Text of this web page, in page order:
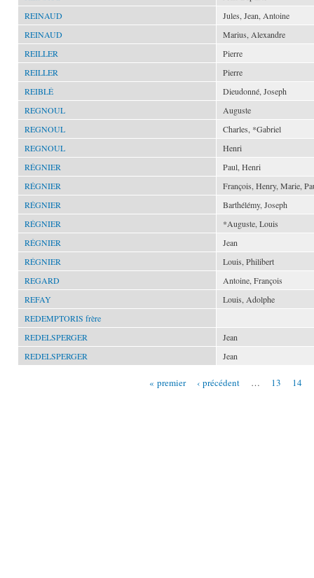
REINAUD
Jules, Jean, Antoine
REINAUD
Marius, Alexandre
REILLER
Pierre
REILLER
Pierre
REIBLÉ
Dieudonné, Joseph
REGNOUL
Auguste
REGNOUL
Charles, *Gabriel
REGNOUL
Henri
RÉGNIER
Paul, Henri
RÉGNIER
François, Henry, Marie,
RÉGNIER
Barthélémy, Joseph
RÉGNIER
*Auguste, Louis
RÉGNIER
Jean
RÉGNIER
Louis, Philibert
REGARD
Antoine, François
REFAY
Louis, Adolphe
REDEMPTORIS frère
REDELSPERGER
Jean
REDELSPERGER
Jean
« premier ‹ précédent … 13 14